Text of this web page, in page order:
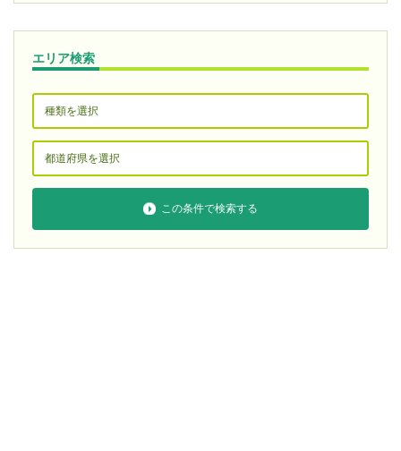
エリア検索
この条件で検索する